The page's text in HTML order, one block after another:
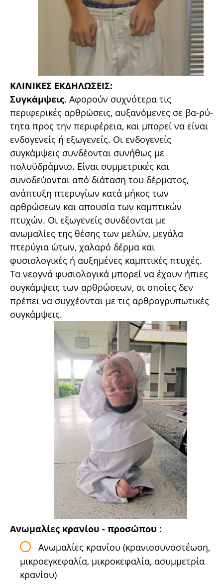
ΚΛΙΝΙΚΕΣ ΕΚΔΗΛΩΣΕΙΣ:
Συγκάμψεις. Αφορούν συχνότερα τις
περιφερικές αρθρώσεις, αυξανόμενες σε βα-ρύ­
τητα προς την περιφέρεια, και μπορεί να είναι
ενδογενείς ή εξωγενείς. Οι ενδογενείς
συγκάμψεις συνδέονται συνήθως με
πολυϋδράμνιο. Είναι συμμετρικές και
συνοδεύονται από διάταση του δέρματος,
ανάπτυξη πτερυγίων κατά μήκος των
αρθρώσεων και απουσία των καμπτικών
πτυχών. Οι εξωγενείς συνδέονται με
ανωμαλίες της θέσης των μελών, μεγάλα
πτερύγια ώτων, χαλαρό δέρμα και
φυσιολογικές ή αυξημένες καμπτικές πτυχές.
Τα νεογνά φυσιολογικά μπορεί να έχουν ήπιες
συγκάμψεις των αρθρώσεων, οι οποίες δεν
πρέπει να συγχέονται με τις αρθρογρυπωτικές
συγκάμψεις.
Ανωμαλίες κρανίου - προσώπου :
Ανωμαλίες κρανίου (κρανιοσυνοστέωση,
μικροεγκεφαλία, μικροκεφαλία, ασυμμετρία
κρανίου)